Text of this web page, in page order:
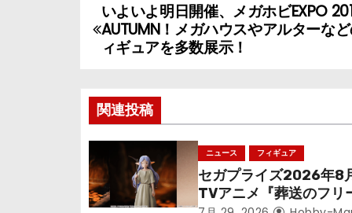
投
稿
ビ
ゲ
ー
いよいよ明日開催、メガホビEXPO
AUTUMN！メガハウスやアルターな
ィギュアを多数展示！
関連投稿
ニュース フィギュア
セガプライズ2026年8
TVアニメ『葬送のフリ